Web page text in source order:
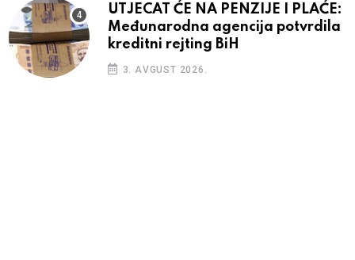
UTJECAT ĆE NA PENZIJE I PLAĆE:
Međunarodna agencija potvrdila
kreditni rejting BiH
3. AVGUST 2026.